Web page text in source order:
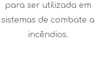
para ser utilizada em
sistemas de combate a
incêndios.